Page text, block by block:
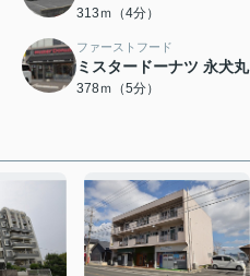
313ｍ（4分）
ファーストフード
ミスタードーナツ 永犬
378ｍ（5分）